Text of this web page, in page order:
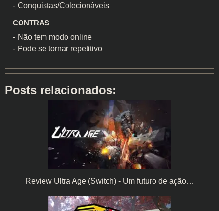
Conquistas/Colecionáveis
CONTRAS
Não tem modo online
Pode se tornar repetitivo
Posts relacionados:
Review Ultra Age (Switch) - Um futuro de ação…